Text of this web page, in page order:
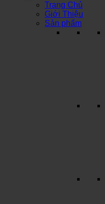
Trang Chủ
Giới Thiệu
Sản phẩm